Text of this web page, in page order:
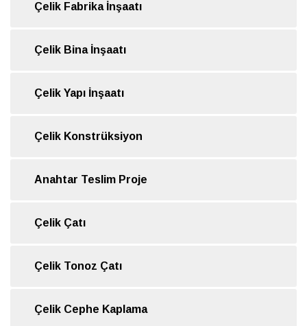
Çelik Fabrika İnşaatı
Çelik Bina İnşaatı
Çelik Yapı İnşaatı
Çelik Konstrüksiyon
Anahtar Teslim Proje
Çelik Çatı
Çelik Tonoz Çatı
Çelik Cephe Kaplama